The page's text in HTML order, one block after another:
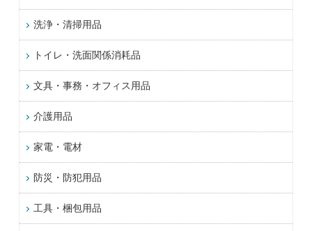
洗浄・清掃用品
トイレ・洗面関係消耗品
文具・事務・オフィス用品
介護用品
家電・電材
防災・防犯用品
工具・梱包用品